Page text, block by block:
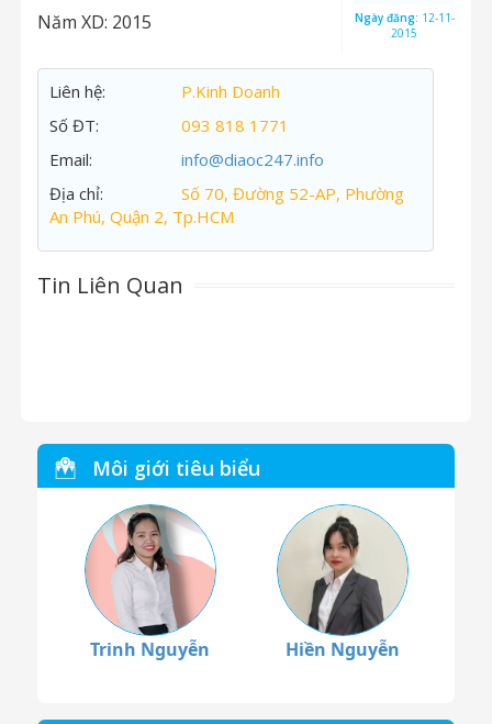
Năm XD: 2015 Ngày đăng: 12-11-
2015
Liên hệ:
P.Kinh Doanh
Số ĐT:
093 818 1771
Email:
info@diaoc247.info
Địa chỉ:
Số 70, Đường 52-AP, Phường
An Phú, Quận 2, Tp.HCM
Tin Liên Quan
Môi giới tiêu biểu
Trinh Nguyễn Hiền Nguyễn